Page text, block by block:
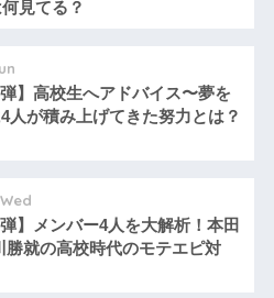
見てる？
】高校生へアドバイス〜夢を
人が積み上げてきた努力とは？
】メンバー4人を大解析！本田
勝就の高校時代のモテエピ対